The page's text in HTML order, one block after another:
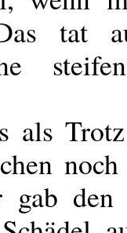
tat
als
gab den